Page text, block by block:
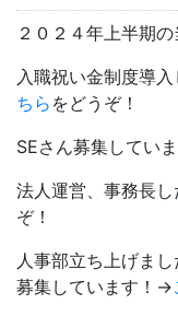
２０２４年上半期
入職祝い金制度導
ちら をどうぞ！
SEさん募集してい
法人運営、事務長
ぞ！
人事部立ち上げま
募集しています！→